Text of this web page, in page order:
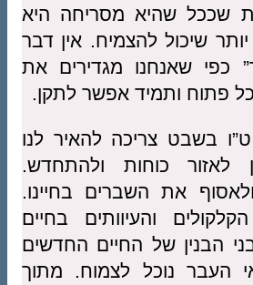
שככל שהיא מסריחה היא
שיכול להצמיח. אין דבר
כפי שאנחנו מגדירים את
פתוח ותמיד אפשר לתקן.
בשבט צריכה להאיר לנו
לאזור כוחות ולהתחדש.
את השברים בחיינו.
והעיוותים בחיים
הבנין של החיים החדשים
העבר נוכל לצמוח. מתוך